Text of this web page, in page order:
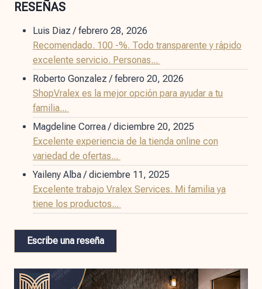
RESEÑAS
Luis Diaz /febrero 28, 2026
Recomendado. 100 -%. Todo transparente y rápido
excelente servicio. Personas...
Roberto Gonzalez /febrero 20, 2026
ShopVralex es la mejor opción para ayudar a tu
familia...
Magdeline Correa/diciembre 20, 2025
Excelente experiencia de la tienda online con
variedad de ofertas...
Yaileny Alba/diciembre 11, 2025
Excelente trabajo Vralex Services. Mi familia ya
tiene los productos...
Escribe una reseña